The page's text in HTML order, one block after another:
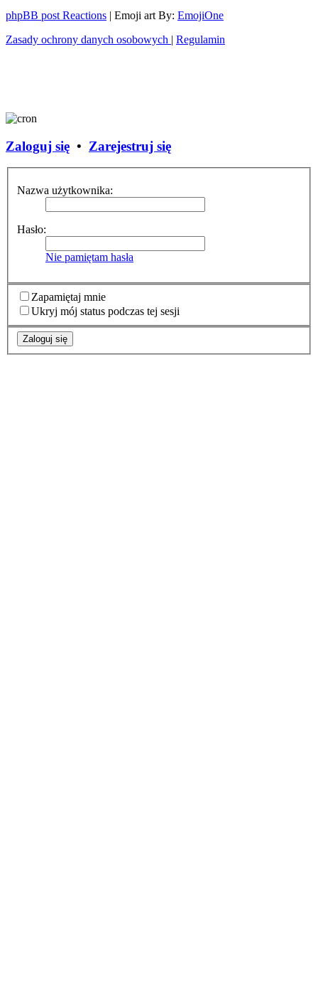
phpBB post Reactions | Emoji art By: EmojiOne
Zasady ochrony danych osobowych | Regulamin
Zaloguj się • Zarejestruj się
Nazwa użytkownika:
Hasło:
Nie pamiętam hasła
Zapamiętaj mnie
Ukryj mój status podczas tej sesji